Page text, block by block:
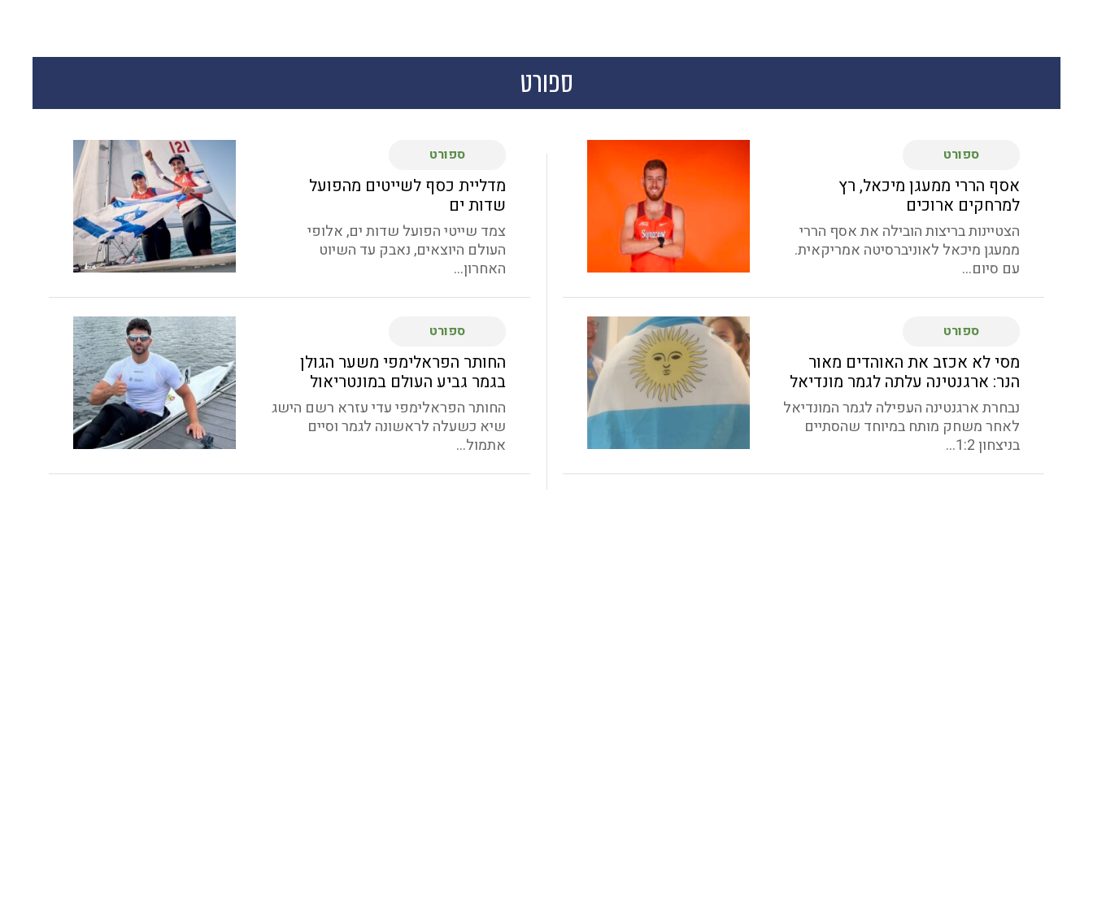
ספורט
ספורט
אסף הררי ממעגן מיכאל, רץ
למרחקים ארוכים
הצטיינות בריצות הובילה את אסף הררי
ממעגן מיכאל לאוניברסיטה אמריקאית.
עם סיום...
ספורט
מדליית כסף לשייטים מהפועל
שדות ים
צמד שייטי הפועל שדות ים, אלופי
העולם היוצאים, נאבק עד השיוט
האחרון...
ספורט
מסי לא אכזב את האוהדים מאור
הנר: ארגנטינה עלתה לגמר מונדיאל
נבחרת ארגנטינה העפילה לגמר המונדיאל
לאחר משחק מותח במיוחד שהסתיים
בניצחון 1:2...
ספורט
החותר הפראלימפי משער הגולן
בגמר גביע העולם במונטריאול
החותר הפראלימפי עדי עזרא רשם הישג
שיא כשעלה לראשונה לגמר וסיים
אתמול...